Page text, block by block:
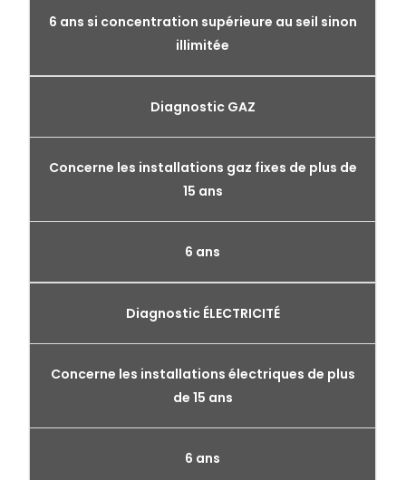
6 ans si concentration supérieure au seil sinon
illimitée
Diagnostic GAZ
Concerne les installations gaz fixes de plus de
15 ans
6 ans
Diagnostic ÉLECTRICITÉ
Concerne les installations électriques de plus
de 15 ans
6 ans